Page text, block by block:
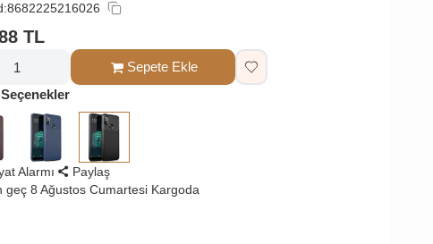
8682225216026
TL
Sepete Ekle
Alarmı
Paylaş
geç 8 Ağustos Cumartesi Kargoda